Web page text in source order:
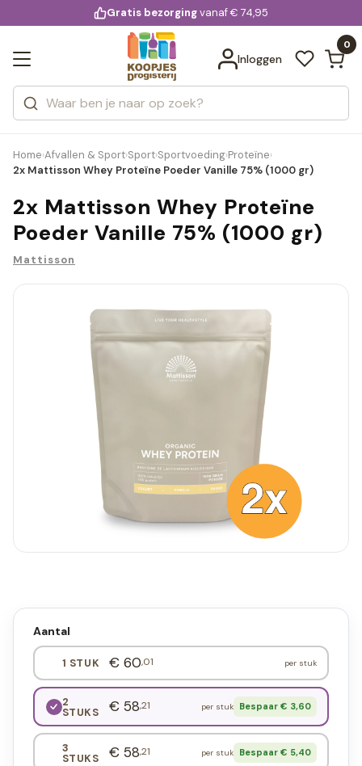
voor 20:00 uur besteld
Gratis bezorgingvanaf € 74,95
Inloggen
0
Zoeken
Categorieën
Merken
Bekijk alle resultaten
Home›Afvallen & Sport›Sport›Sportvoeding›Proteïne›
2x Mattisson Whey Proteïne Poeder Vanille 75% (1000 gr)
2x Mattisson Whey Proteïne
Poeder Vanille 75% (1000 gr)
Mattisson
Aantal
1 STUK € 60,01 per stuk
2
STUKS € 58,21 per stuk Bespaar € 3,60
3
STUKS € 58,21 per stuk Bespaar € 5,40